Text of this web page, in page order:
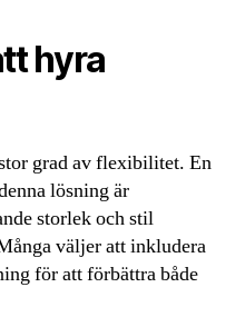
hyra
grad av flexibilitet. En
lösning är
storlek och stil
väljer att inkludera
för att förbättra både